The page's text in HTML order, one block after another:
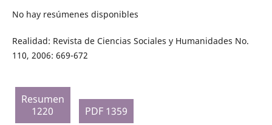
No hay resúmenes disponibles
Realidad: Revista de Ciencias Sociales y Humanidades No.
110, 2006: 669-672
Resumen
1220
PDF 1359